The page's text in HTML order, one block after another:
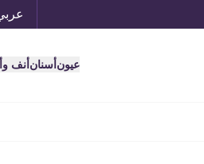
عيون أسنان أنف